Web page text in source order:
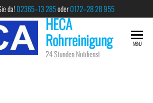
da! 02365–13 285oder0172–28 28 955
HECA
Rohrreinigung
24 Stunden Notdienst
MENÜ